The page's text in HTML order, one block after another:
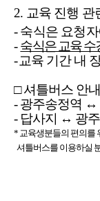
2. 교육 진행 관
-숙식은 요청
-숙식은 교육 수
-교육 기간 내
□ 셔틀버스 안내
- 광주송정역 ↔
- 답사지 ↔ 광
* 교육생분들의 편의를
셔틀버스를 이용하실